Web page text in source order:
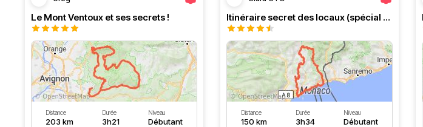
Le Mont Ventoux et ses secrets !
Distance
203 km
Durée
3h21
Niveau
Débutant
Itinéraire secret des locaux (spécial Alpes Maritimes)
Distance
150 km
Durée
3h34
Niveau
Débutant